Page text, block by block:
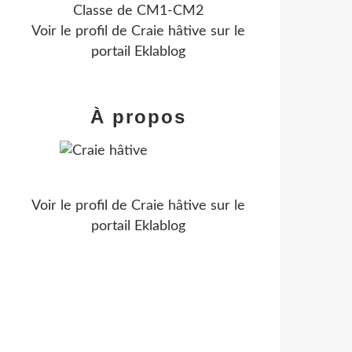
Classe de CM1-CM2
Voir le profil de Craie hâtive sur le
portail Eklablog
À propos
Voir le profil de Craie hâtive sur le
portail Eklablog